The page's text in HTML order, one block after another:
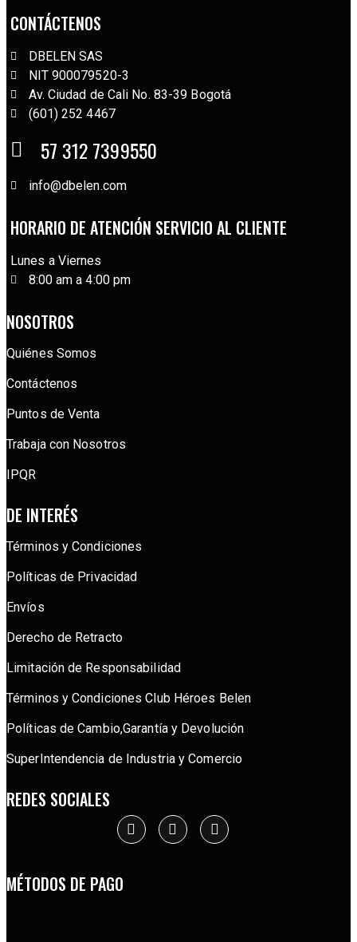
CONTÁCTENOS
DBELEN SAS
NIT 900079520-3
Av. Ciudad de Cali No. 83-39 Bogotá
(601) 252 4467
57 312 7399550
info@dbelen.com
HORARIO DE ATENCIÓN SERVICIO AL CLIENTE
Lunes a Viernes
8:00 am a 4:00 pm
NOSOTROS
Quiénes Somos
Contáctenos
Puntos de Venta
Trabaja con Nosotros
IPQR
DE INTERÉS
Términos y Condiciones
Políticas de Privacidad
Envíos
Derecho de Retracto
Limitación de Responsabilidad
Términos y Condiciones Club Héroes Belen
Políticas de Cambio,Garantía y Devolución
SuperIntendencia de Industria y Comercio
REDES SOCIALES
MÉTODOS DE PAGO